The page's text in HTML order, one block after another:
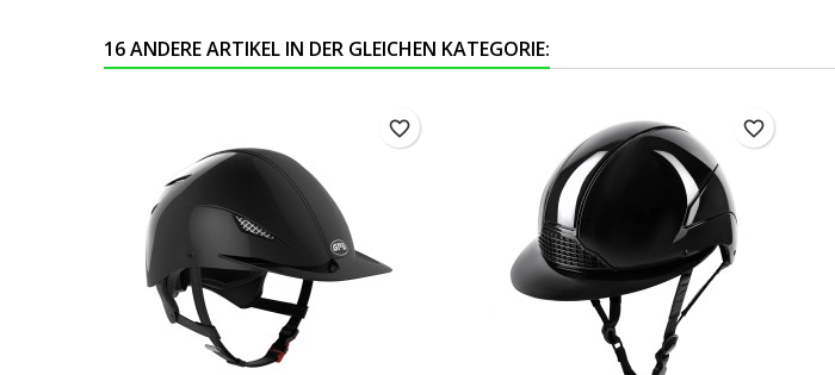
16 ANDERE ARTIKEL IN DER GLEICHEN KATEGORIE:
favorite_border favorite_border